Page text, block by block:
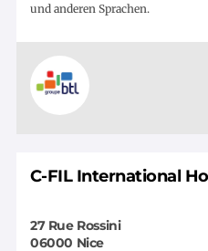
und anderen Sprachen.
C-FIL International
27 Rue Rossini
06000 Nice